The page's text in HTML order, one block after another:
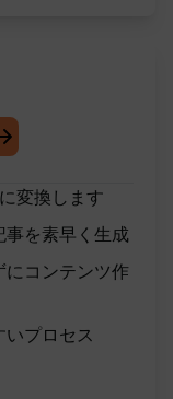
変換します
を素早く生成
コンテンツ作
プロセス